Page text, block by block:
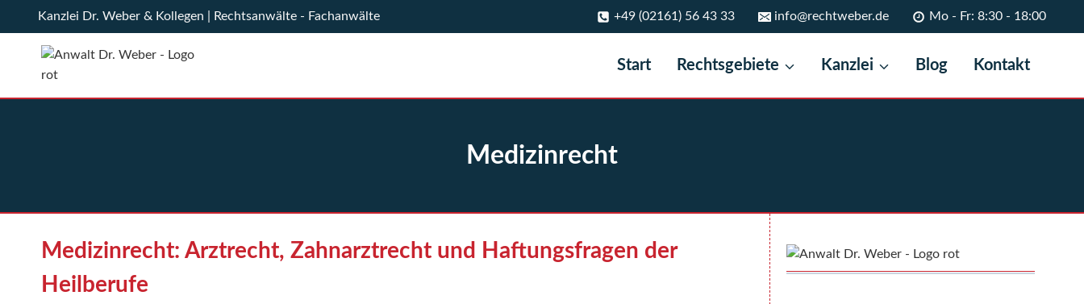
springen
Kanzlei Dr. Weber & Kollegen | Rechtsanwälte - Fachanwälte +49 (02161) 56 43 33 info@rechtweber.de Mo - Fr: 8:30 - 18:00
Start Rechtsgebiete Kanzlei Blog Kontakt
Medizinrecht
Medizinrecht: Arztrecht, Zahnarztrecht und Haftungsfragen der
Heilberufe